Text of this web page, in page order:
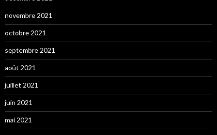
novembre 2021
octobre 2021
septembre 2021
août 2021
juillet 2021
juin 2021
mai 2021